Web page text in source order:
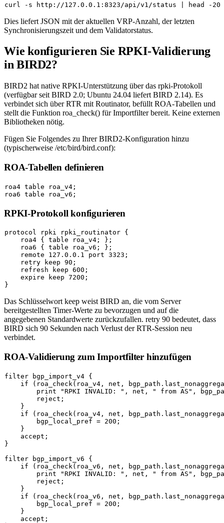
curl -s http://127.0.0.1:8323/api/v1/status | head
Dies liefert JSON mit der aktuellen VRP-Anzahl, der letzten
Synchronisierungszeit und dem Validatorstatus.
Wie konfigurieren Sie RPKI-Validierung
in BIRD2?
BIRD2 hat native RPKI-Unterstützung über das rpki-Protokoll
(verfügbar seit BIRD 2.0; Ubuntu 24.04 liefert BIRD 2.14). Es
verbindet sich über RTR mit Routinator, befüllt ROA-Tabellen und
stellt die Funktion roa_check() für Importfilter bereit. Keine externen
Bibliotheken nötig.
Fügen Sie Folgendes zu Ihrer BIRD2-Konfiguration hinzu
(typischerweise /etc/bird/bird.conf):
ROA-Tabellen definieren
roa4 table roa_v4;
RPKI-Protokoll konfigurieren
protocol rpki rpki_routinator {
    roa4 { table roa_v4; };
    roa6 { table roa_v6; };
    remote 127.0.0.1 port 3323;
    retry keep 90;
    refresh keep 600;
    expire keep 7200;
Das Schlüsselwort keep weist BIRD an, die vom Server
bereitgestellten Timer-Werte zu bevorzugen und auf die
angegebenen Standardwerte zurückzufallen. retry 90 bedeutet, dass
BIRD sich 90 Sekunden nach Verlust der RTR-Session neu
verbindet.
ROA-Validierung zum Importfilter hinzufügen
filter bgp_import_v4 {
if (roa_check(roa_v4, net,
print "RPKI INVALID: ", net, " from AS",
        reject;
    }
if (roa_check(roa_v4, net,
        bgp_local_pref = 200;
    }
    accept;
}
filter bgp_import_v6 {
if (roa_check(roa_v6, net,
print "RPKI INVALID: ", net, " from AS",
        reject;
    }
if (roa_check(roa_v6, net,
        bgp_local_pref = 200;
    }
    accept;